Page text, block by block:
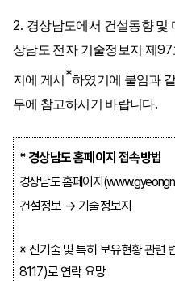
2. 경상남도에서 건설동향 및
상남도 전자 기술정보지 제97
지에 게시 *하였기에 붙임과
무에 참고하시기 바랍니다.
*경상남도 홈페이지 접속방법
경상남도 홈페이지
건설정보 → 기술정보지
※ 신기술 및 특허 보유현황 관련
8117)로 연락 요망